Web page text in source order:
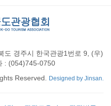
도 경주시 한국관광1번로 9, (우)
: (054)745-0750
Reserved. Designed by Jinsan.